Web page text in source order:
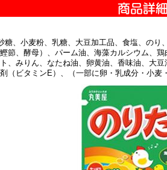
、小麦粉、乳糖、大豆加工品、食塩、のり
鰹節、酵母）、パーム油、海藻カルシウム、
、みりん、なたね油、卵黄油、香味油、大
（ビタミンE）、（一部に卵・乳成分・小麦